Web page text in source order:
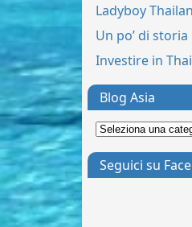
Ladyboy
Un po’ di storia
Investire in
Blog Asia
Seguici su